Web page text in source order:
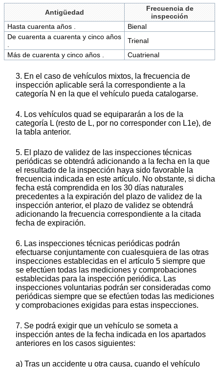
Antigüedad
Frecuencia de
inspección
Hasta cuarenta años .
Bienal
De cuarenta a cuarenta y cinco años
.
Trienal
Más de cuarenta y cinco años .
Cuatrienal
3. En el caso de vehículos mixtos, la frecuencia de
inspección aplicable será la correspondiente a la
categoría N en la que el vehículo pueda catalogarse.
4. Los vehículos quad se equipararán a los de la
categoría L (resto de L, por no corresponder con L1e), de
la tabla anterior.
5. El plazo de validez de las inspecciones técnicas
periódicas se obtendrá adicionando a la fecha en la que
el resultado de la inspección haya sido favorable la
frecuencia indicada en este artículo. No obstante, si dicha
fecha está comprendida en los 30 días naturales
precedentes a la expiración del plazo de validez de la
inspección anterior, el plazo de validez se obtendrá
adicionando la frecuencia correspondiente a la citada
fecha de expiración.
6. Las inspecciones técnicas periódicas podrán
efectuarse conjuntamente con cualesquiera de las otras
inspecciones establecidas en el artículo 5 siempre que
se efectúen todas las mediciones y comprobaciones
establecidas para la inspección periódica. Las
inspecciones voluntarias podrán ser consideradas como
periódicas siempre que se efectúen todas las mediciones
y comprobaciones exigidas para estas inspecciones.
7. Se podrá exigir que un vehículo se someta a
inspección antes de la fecha indicada en los apartados
anteriores en los casos siguientes:
a) Tras un accidente u otra causa, cuando el vehículo